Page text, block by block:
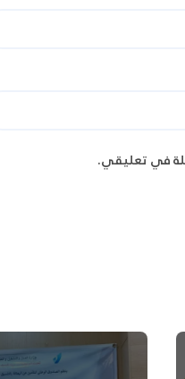
في تعليقي.